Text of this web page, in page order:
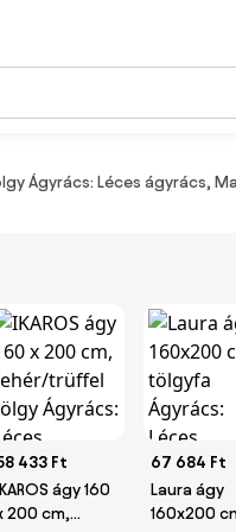
Ágyrács: Léces ágyrács,
433 Ft
IKAROS ágy 160
200 cm,
67 684 Ft
Laura ágy
160x200